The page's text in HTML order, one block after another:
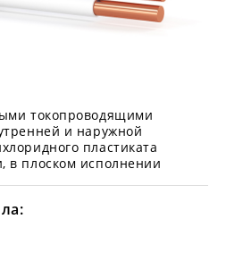
токопроводящими
и наружной
пластиката
в плоском исполнении